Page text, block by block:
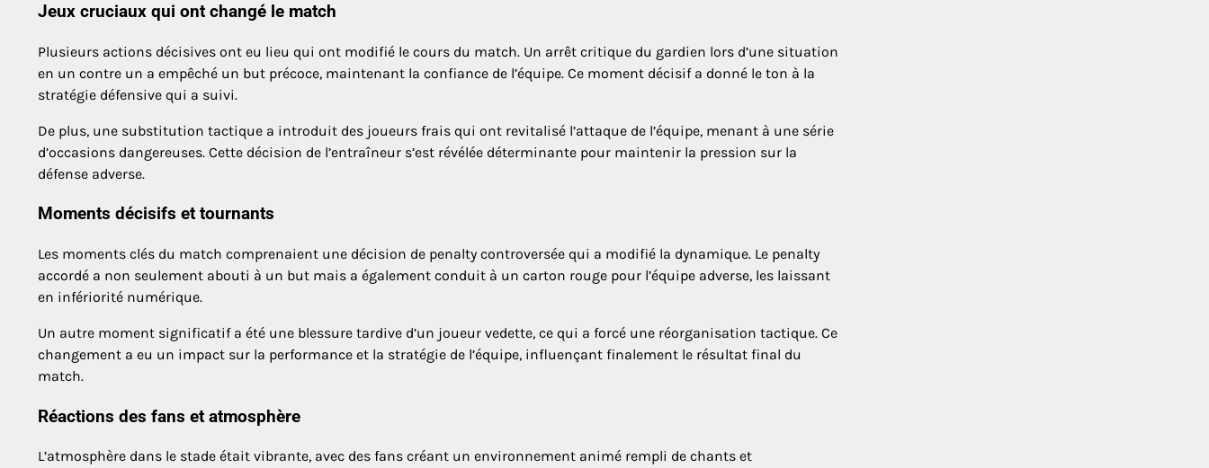
Jeux cruciaux qui ont changé le match
Plusieurs actions décisives ont eu lieu qui ont modifié le cours du match. Un arrêt critique du gardien lors d’une situation
en un contre un a empêché un but précoce, maintenant la confiance de l’équipe. Ce moment décisif a donné le ton à la
stratégie défensive qui a suivi.
De plus, une substitution tactique a introduit des joueurs frais qui ont revitalisé l’attaque de l’équipe, menant à une série
d’occasions dangereuses. Cette décision de l’entraîneur s’est révélée déterminante pour maintenir la pression sur la
défense adverse.
Moments décisifs et tournants
Les moments clés du match comprenaient une décision de penalty controversée qui a modifié la dynamique. Le penalty
accordé a non seulement abouti à un but mais a également conduit à un carton rouge pour l’équipe adverse, les laissant
en infériorité numérique.
Un autre moment significatif a été une blessure tardive d’un joueur vedette, ce qui a forcé une réorganisation tactique. Ce
changement a eu un impact sur la performance et la stratégie de l’équipe, influençant finalement le résultat final du
match.
Réactions des fans et atmosphère
L’atmosphère dans le stade était vibrante, avec des fans créant un environnement animé rempli de chants et